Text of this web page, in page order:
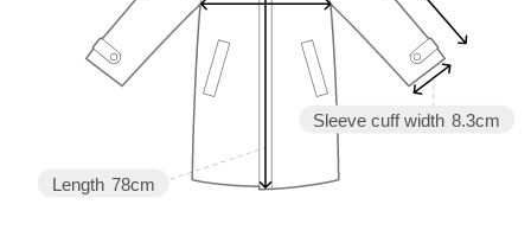
Sleeve cuff width 8.3cm
Length 78cm